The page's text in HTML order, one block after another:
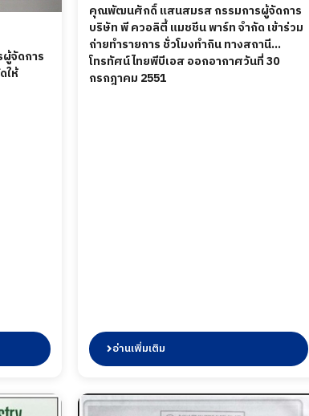
จัดการ
ให้
คุณพัฒนศักดิ์ แสนสมรส กรรมการผู้จัดการ
บริษัท พี ควอลิตี้ แมชชีน พาร์ท จำกัด เข้าร่วม
ถ่ายทำรายการ ชั่วโมงทำกิน ทางสถานี
โทรทัศน์ไทยพีบีเอส ออกอากาศวันที่ 30
กรกฎาคม 2551
อ่านเพิ่มเติม